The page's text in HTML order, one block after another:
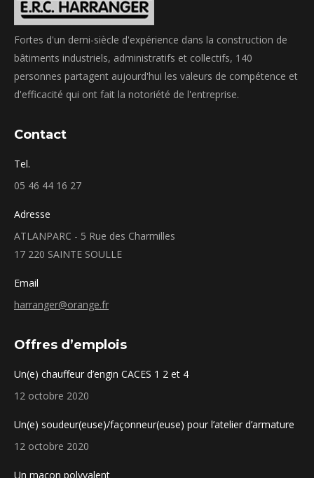
Fortes d'un demi-siècle d'expérience dans la construction de
bâtiments industriels, administratifs et collectifs, 140
personnes partagent aujourd'hui les valeurs de compétence et
d'efficacité qui ont fait la notoriété de l'entreprise.
Contact
Tel.
05 46 44 16 27
Adresse
ATLANPARC - 5 Rue des Charmilles
17 220 SAINTE SOULLE
Email
harranger@orange.fr
Offres d’emplois
Un(e) chauffeur d’engin CACES 1 2 et 4
12 octobre 2020
Un(e) soudeur(euse)/façonneur(euse) pour l’atelier d’armature
12 octobre 2020
Un maçon polyvalent